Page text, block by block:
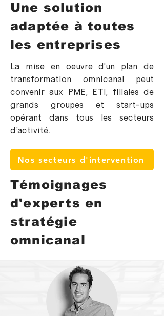
Une solution
adaptée à toutes
les entreprises
La mise en oeuvre d'un plan de
transformation omnicanal peut
convenir aux PME, ETI, filiales de
grands groupes et start-ups
opérant dans tous les secteurs
d’activité.
Nos secteurs d'intervention
Témoignages
d'experts en
stratégie
omnicanal